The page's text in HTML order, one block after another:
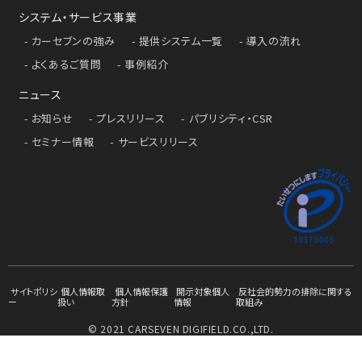
システム・サービス事業
カーセブンの強み 提供システム一覧
導入の流れ
よくあるご質問
事例紹介
ニュース
お知らせ プレスリリース
パブリシティ・CSR
セミナー情報
サービスリリース
© 2021 CARSEVEN DIGIFIELD.CO.,LTD.
サイトポリシ
ー
個人情報取
扱い
個人情報保護
方針
開示対象個人
情報
反社会的勢力の排除に関する
取組み